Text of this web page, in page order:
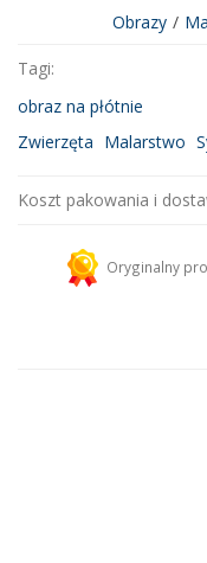
Obrazy /
Tagi:
obraz na płótnie
Zwierzęta Malarstwo
Koszt pakowania i
Kurier DHL
Dodaj więcej produktów
Oryginalny